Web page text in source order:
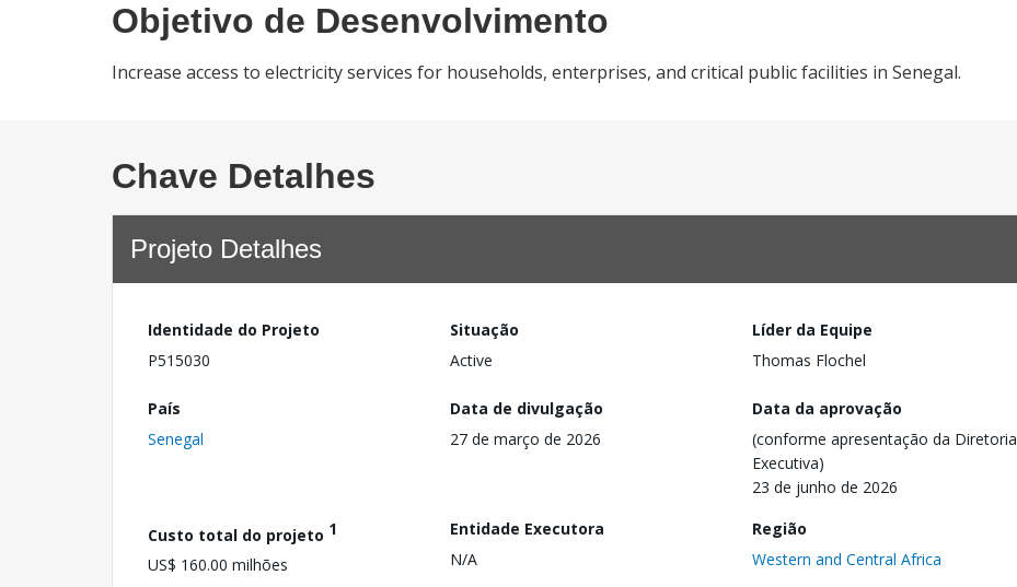
Objetivo de Desenvolvimento
Increase access to electricity services for households, enterprises, and critical public facilities in Senegal.
Chave Detalhes
Projeto Detalhes
Identidade do Projeto
P515030
Situação
Active
Líder da Equipe
Thomas Flochel
País
Senegal
Data de divulgação
27 de março de 2026
Data da aprovação
(conforme apresentação da Diretoria
Executiva)
23 de junho de 2026
Custo total do projeto 1
US$ 160.00 milhões
Entidade Executora
N/A
Região
Western and Central Africa